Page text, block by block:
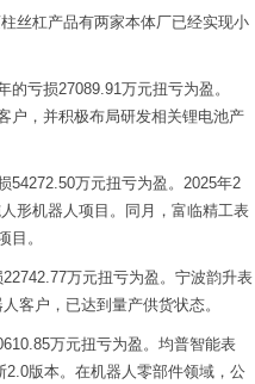
丝杠产品有两家本体厂已经实现小
亏损27089.91万元扭亏为盈。
户，并积极布局研发相关锂电池产
54272.50万元扭亏为盈。2025年2
形机器人项目。同月，富临精工表
目。
万元扭亏为盈。宁波韵升表
客户，已达到量产供货状态。
万元扭亏为盈。均普智能表
版本。在机器人零部件领域，公